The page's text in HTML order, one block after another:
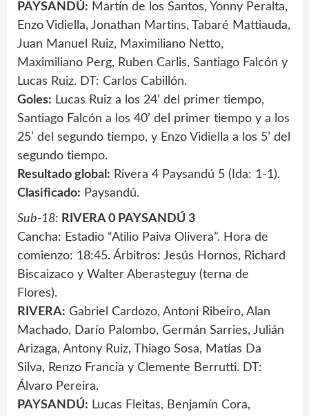
PAYSANDÚ: Martín de los Santos, Yonny Peralta,
Enzo Vidiella, Jonathan Martins, Tabaré Mattiauda,
Juan Manuel Ruiz, Maximiliano Netto,
Maximiliano Perg, Ruben Carlis, Santiago Falcón y
Lucas Ruiz. DT: Carlos Cabillón.
Goles: Lucas Ruiz a los 24’ del primer tiempo,
Santiago Falcón a los 40’ del primer tiempo y a los
25’ del segundo tiempo, y Enzo Vidiella a los 5’ del
segundo tiempo.
Resultado global: Rivera 4 Paysandú 5 (Ida: 1-1).
Clasificado: Paysandú.
Sub-18: RIVERA 0 PAYSANDÚ 3
Cancha: Estadio “Atilio Paiva Olivera”. Hora de
comienzo: 18:45. Árbitros: Jesús Hornos, Richard
Biscaizaco y Walter Aberasteguy (terna de
Flores).
RIVERA: Gabriel Cardozo, Antoni Ribeiro, Alan
Machado, Darío Palombo, Germán Sarries, Julián
Arizaga, Antony Ruiz, Thiago Sosa, Matías Da
Silva, Renzo Francia y Clemente Berrutti. DT:
Álvaro Pereira.
PAYSANDÚ: Lucas Fleitas, Benjamín Cora,